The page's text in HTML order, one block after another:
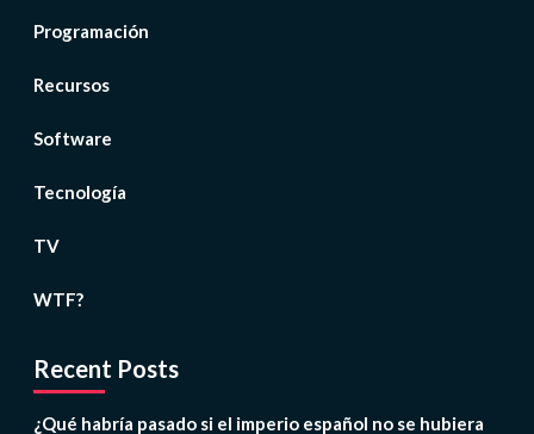
Programación
Recursos
Software
Tecnología
TV
WTF?
Recent Posts
¿Qué habría pasado si el imperio español no se hubiera